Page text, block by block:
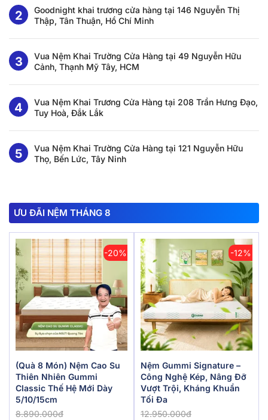
Goodnight khai trương cửa hàng tại 146 Nguyễn Thị
Thập, Tân Thuận, Hồ Chí Minh
Vua Nệm Khai Trường Cửa Hàng tại 49 Nguyễn Hữu
Cảnh, Thạnh Mỹ Tây, HCM
Vua Nệm Khai Trương Cửa Hàng tại 208 Trần Hưng Đạo,
Tuy Hoà, Đắk Lắk
Vua Nệm Khai Trường Cửa Hàng tại 121 Nguyễn Hữu
Thọ, Bến Lức, Tây Ninh
ƯU ĐÃI NỆM THÁNG 8
-20%
(Quà 8 Món) Nệm Cao Su
Thiên Nhiên Gummi
Classic Thế Hệ Mới Dày
5/10/15cm
8.890.000đ
-12%
Nệm Gummi Signature –
Công Nghệ Kép, Nâng Đỡ
Vượt Trội, Kháng Khuẩn
Tối Đa
12.950.000đ